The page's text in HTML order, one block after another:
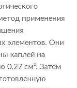
применения
элементов. Они
каплей на
0,27 см². Затем